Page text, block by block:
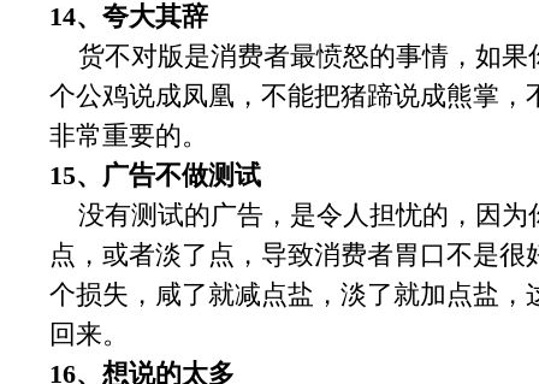
14、夸大其辞
货不对版是消费者最愤怒的事情，如果
个公鸡说成凤凰，不能把猪蹄说成熊掌
非常重要的。
15、广告不做测试
没有测试的广告，是令人担忧的，因为
点，或者淡了点，导致消费者胃口不是
个损失，咸了就减点盐，淡了就加点盐
回来。
16、想说的太多